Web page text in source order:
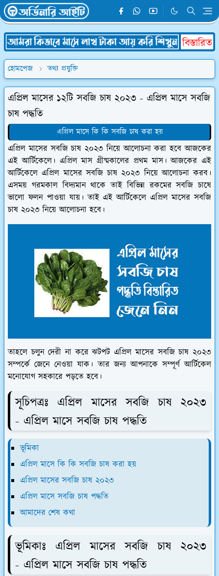
হোমপেজ তথ্য প্রযুক্তি
এপ্রিল মাসের ১২টি সবজি চাষ ২০২৩ - এপ্রিল মাসে সবজি
চাষ পদ্ধতি
এপ্রিল মাসে কি কি সবজি চাষ করা হয়
এপ্রিল মাসের সবজি চাষ ২০২৩ নিয়ে আলোচনা করা হবে আজকের
এই আর্টিকেলে। এপ্রিল মাস গ্রীষ্মকালের প্রথম মাস। আজকের এই
আর্টিকেলে এপ্রিল মাসের সবজি চাষ ২০২৩ নিয়ে আলোচনা করব।
এসময় গরমকাল বিদ্যমান থাকে তাই বিভিন্ন রকমের সবজি চাষে
ভালো ফলন পাওয়া যায়। তাই এই আর্টিকেলে এপ্রিল মাসের সবজি
চাষ ২০২৩ নিয়ে আলোচনা হবে।
তাহলে চলুন দেরী না করে ঝটপট এপ্রিল মাসের সবজি চাষ ২০২৩
সম্পর্কে জেনে নেওয়া যাক। তার জন্য আপনাকে সম্পূর্ণ আর্টিকেল
মনোযোগ সহকারে পড়তে হবে।
সূচিপত্রঃ এপ্রিল মাসের সবজি চাষ ২০২৩
- এপ্রিল মাসে সবজি চাষ পদ্ধতি
ভূমিকা
এপ্রিল মাসে কি কি সবজি চাষ করা হয়
এপ্রিল মাসের সবজি চাষ ২০২৩
এপ্রিল মাসে সবজি চাষ পদ্ধতি
আমাদের শেষ কথা
ভূমিকাঃ এপ্রিল মাসের সবজি চাষ ২০২৩
- এপ্রিল মাসে সবজি চাষ পদ্ধতি